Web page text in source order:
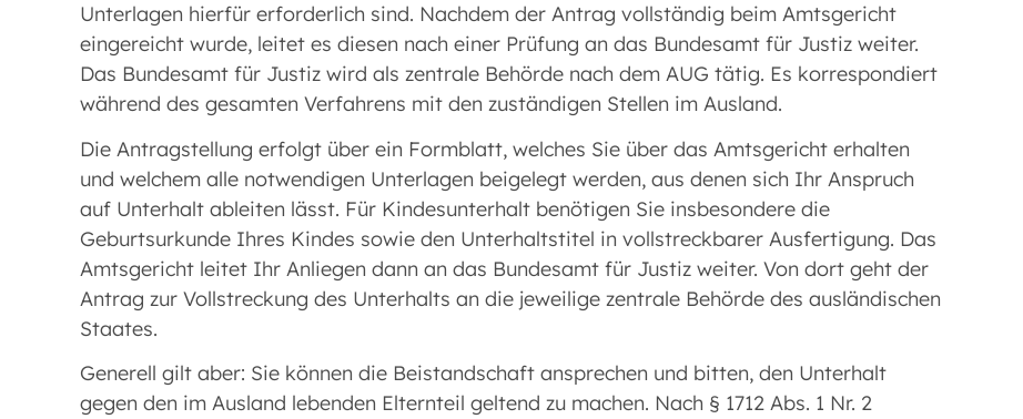
Unterlagen hierfür erforderlich sind. Nachdem der Antrag vollständig beim Amtsgericht
eingereicht wurde, leitet es diesen nach einer Prüfung an das Bundesamt für Justiz weiter.
Das Bundesamt für Justiz wird als zentrale Behörde nach dem AUG tätig. Es korrespondiert
während des gesamten Verfahrens mit den zuständigen Stellen im Ausland.
Die Antragstellung erfolgt über ein Formblatt, welches Sie über das Amtsgericht erhalten
und welchem alle notwendigen Unterlagen beigelegt werden, aus denen sich Ihr Anspruch
auf Unterhalt ableiten lässt. Für Kindesunterhalt benötigen Sie insbesondere die
Geburtsurkunde Ihres Kindes sowie den Unterhaltstitel in vollstreckbarer Ausfertigung. Das
Amtsgericht leitet Ihr Anliegen dann an das Bundesamt für Justiz weiter. Von dort geht der
Antrag zur Vollstreckung des Unterhalts an die jeweilige zentrale Behörde des ausländischen
Staates.
Generell gilt aber: Sie können die Beistandschaft ansprechen und bitten, den Unterhalt
gegen den im Ausland lebenden Elternteil geltend zu machen. Nach § 1712 Abs. 1 Nr. 2